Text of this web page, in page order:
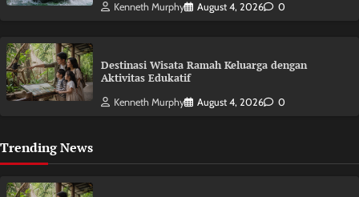
Kenneth Murphy August 4, 2026 0
Destinasi Wisata Ramah Keluarga dengan
Aktivitas Edukatif
Kenneth Murphy August 4, 2026 0
Trending News